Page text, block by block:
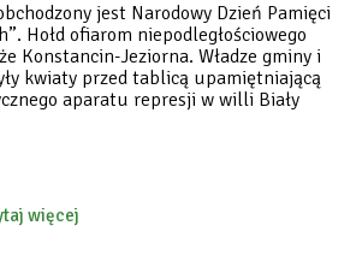
jest Narodowy Dzień Pamięci
Hołd ofiarom niepodległościowego
Konstancin-Jeziorna. Władze gminy i
kwiaty przed tablicą upamiętniającą
aparatu represji w willi Biały
więcej